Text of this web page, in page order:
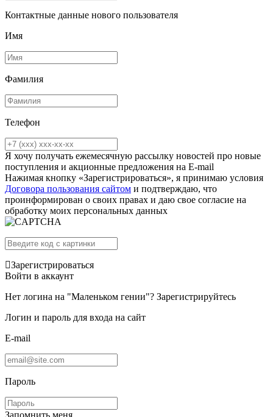
Контактные данные нового пользователя
Имя
Фамилия
Телефон
Я хочу получать ежемесячную рассылку новостей про новые
поступления и акционные предложения на E-mail
Нажимая кнопку «Зарегистрироваться», я принимаю условия
Договора пользования сайтом и подтверждаю, что
проинформирован о своих правах и даю свое согласие на
обработку моих персональных данных
Зарегистрироваться
Войти в аккаунт
Нет логина на "Маленьком гении"? Зарегистрируйтесь
Логин и пароль для входа на сайт
E-mail
Пароль
Запомнить меня